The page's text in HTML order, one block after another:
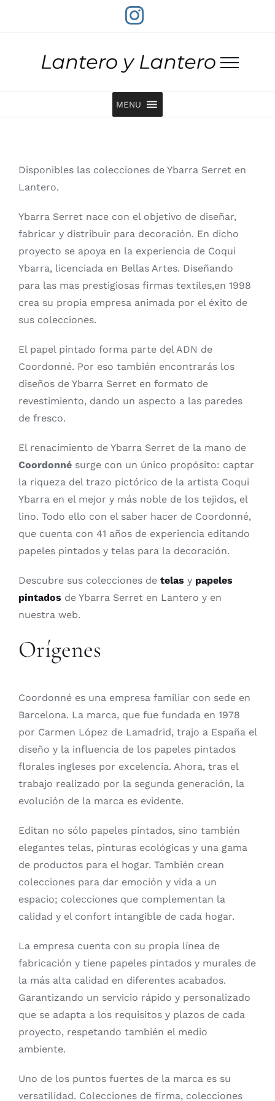
Instagram
MENU
Disponibles las colecciones de Ybarra Serret en
Lantero.
Ybarra Serret nace con el objetivo de diseñar,
fabricar y distribuir para decoración. En dicho
proyecto se apoya en la experiencia de Coqui
Ybarra, licenciada en Bellas Artes. Diseñando
para las mas prestigiosas firmas textiles,en 1998
crea su propia empresa animada por el éxito de
sus colecciones.
El papel pintado forma parte del ADN de
Coordonné. Por eso también encontrarás los
diseños de Ybarra Serret en formato de
revestimiento, dando un aspecto a las paredes
de fresco.
El renacimiento de Ybarra Serret de la mano de
Coordonné surge con un único propósito: captar
la riqueza del trazo pictórico de la artista Coqui
Ybarra en el mejor y más noble de los tejidos, el
lino. Todo ello con el saber hacer de Coordonné,
que cuenta con 41 años de experiencia editando
papeles pintados y telas para la decoración.
Descubre sus colecciones de telas y papeles
pintados de Ybarra Serret en Lantero y en
nuestra web.
Orígenes
Coordonné es una empresa familiar con sede en
Barcelona. La marca, que fue fundada en 1978
por Carmen López de Lamadrid, trajo a España el
diseño y la influencia de los papeles pintados
florales ingleses por excelencia. Ahora, tras el
trabajo realizado por la segunda generación, la
evolución de la marca es evidente.
Editan no sólo papeles pintados, sino también
elegantes telas, pinturas ecológicas y una gama
de productos para el hogar. También crean
colecciones para dar emoción y vida a un
espacio; colecciones que complementan la
calidad y el confort intangible de cada hogar.
La empresa cuenta con su propia línea de
fabricación y tiene papeles pintados y murales de
la más alta calidad en diferentes acabados.
Garantizando un servicio rápido y personalizado
que se adapta a los requisitos y plazos de cada
proyecto, respetando también el medio
ambiente.
Uno de los puntos fuertes de la marca es su
versatilidad. Colecciones de firma, colecciones